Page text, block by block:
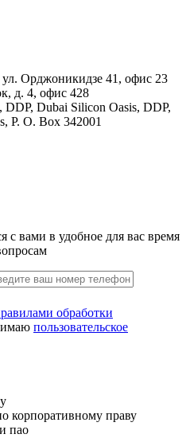
ул. Орджоникидзе 41, офис 23
д. 4, офис 428
Dubai Silicon Oasis, DDP,
P. O. Box 342001
с вами в удобное для вас время
обработки
пользовательское
корпоративному праву
пао